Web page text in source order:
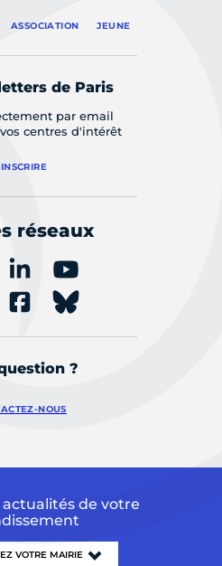
ASSOCIATION JEUNE
de Paris
par email
centres d'intérêt
réseaux
?
NOUS
actualités de votre